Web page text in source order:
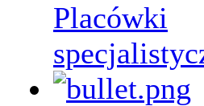
Placówki